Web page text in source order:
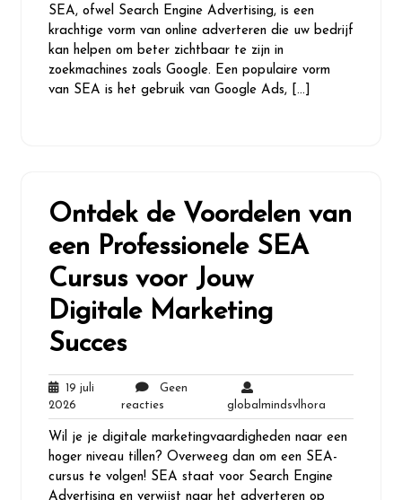
SEA, ofwel Search Engine Advertising, is een
krachtige vorm van online adverteren die uw bedrijf
kan helpen om beter zichtbaar te zijn in
zoekmachines zoals Google. Een populaire vorm
van SEA is het gebruik van Google Ads, […]
Ontdek de Voordelen van
een Professionele SEA
Cursus voor Jouw
Digitale Marketing
Succes
19 juli
2026
juli
2026
Geen
reactiesGeen
reacties
globalmindsvlhora
Wil je je digitale marketingvaardigheden naar een
hoger niveau tillen? Overweeg dan om een SEA-
cursus te volgen! SEA staat voor Search Engine
Advertising en verwijst naar het adverteren op